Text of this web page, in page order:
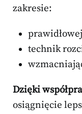
zakresie:
technik
Dzięki
osiągnięcie